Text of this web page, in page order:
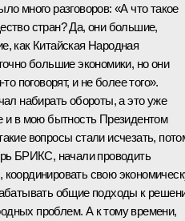
много разговоров: «А что такое
стран? Да, они большие,
как Китайская Народная
большие экономики, но они
поговорят, и не более того».
набирать обороты, а это уже
и в мою бытность Президентом
вопросы стали исчезать,
БРИКС, начали проводить
свою
общие подходы к
проблем. А к тому времени,